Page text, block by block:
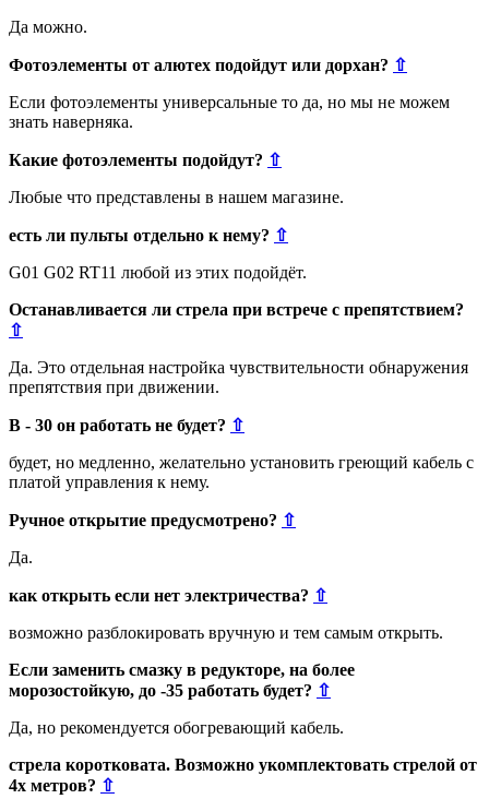
Да можно.
Фотоэлементы от алютех подойдут или дорхан? ⇧
Если фотоэлементы универсальные то да, но мы не можем
знать наверняка.
Какие фотоэлементы подойдут? ⇧
Любые что представлены в нашем магазине.
есть ли пульты отдельно к нему? ⇧
G01 G02 RT11 любой из этих подойдёт.
Останавливается ли стрела при встрече с препятствием?
⇧
Да. Это отдельная настройка чувствительности обнаружения
препятствия при движении.
В - 30 он работать не будет? ⇧
будет, но медленно, желательно установить греющий кабель с
платой управления к нему.
Ручное открытие предусмотрено? ⇧
Да.
как открыть если нет электричества? ⇧
возможно разблокировать вручную и тем самым открыть.
Если заменить смазку в редукторе, на более
морозостойкую, до -35 работать будет? ⇧
Да, но рекомендуется обогревающий кабель.
стрела коротковата. Возможно укомплектовать стрелой от
4х метров? ⇧